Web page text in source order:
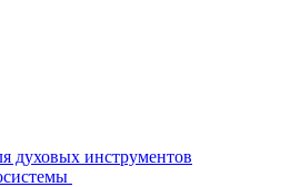
духовых инструментов